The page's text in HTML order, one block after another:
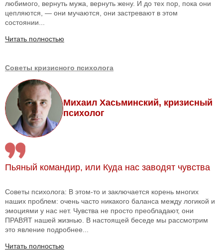
любимого, вернуть мужа, вернуть жену. И до тех пор, пока они
цепляются, — они мучаются, они застревают в этом
состоянии...
Читать полностью
Советы кризисного психолога
Михаил Хасьминский, кризисный
психолог
Пьяный командир, или Куда нас заводят чувства
Советы психолога: В этом-то и заключается корень многих
наших проблем: очень часто никакого баланса между логикой и
эмоциями у нас нет. Чувства не просто преобладают, они
ПРАВЯТ нашей жизнью. В настоящей беседе мы рассмотрим
это явление подробнее...
Читать полностью